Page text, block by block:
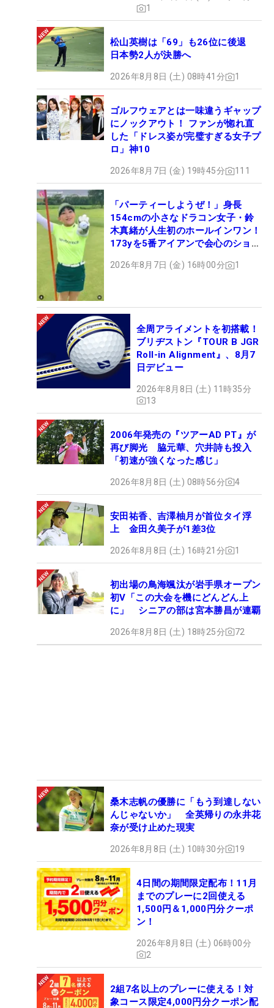
今季は2度の2位などなかなか勝ち切れなかったが、
ようやく3勝目をつかんだ。当然、一生の思い出に
残る勝利になったはずだ。「4勝目を目指して頑張
るだけですね」。これからも姉と切磋琢磨を続け、
家族一緒に長いプロ生活を歩んでいく。（文・間宮
輝憲）
1
松山英樹は「69」も26位に後退
日本勢2人が決勝へ
2026年8月8日 (土) 08時41分 1
ゴルフウェアとは一味違うギャップ
にノックアウト！ ファンが惚れ直
した「ドレス姿が完璧すぎる女子プ
ロ」神10
2026年8月7日 (金) 19時45分 111
「パーティーしようぜ！」身長
154cmの小さなドラコン女子・鈴
木真緒が人生初のホールインワン！
173yを5番アイアンで会心のショッ
2026年8月7日 (金) 16時00分 1
全周アライメントを初搭載！
ブリヂストン『TOUR B JGR
Roll-in Alignment』、8月7
日デビュー
2026年8月8日 (土) 11時35分
13
2006年発売の『ツアーAD PT』が
再び脚光 脇元華、穴井詩も投入
「初速が強くなった感じ」
2026年8月8日 (土) 08時56分 4
安田祐香、吉澤柚月が首位タイ浮
上 金田久美子が1差3位
2026年8月8日 (土) 16時21分 1
初出場の鳥海颯汰が岩手県オープン
初V「この大会を機にどんどん上
に」 シニアの部は宮本勝昌が連覇
2026年8月8日 (土) 18時25分 72
桑木志帆の優勝に「もう到達しない
んじゃないか」 全英帰りの永井花
奈が受け止めた現実
2026年8月8日 (土) 10時30分 19
4日間の期間限定配布！11月
までのプレーに2回使える
1,500円＆1,000円分クーポ
ン！
2026年8月8日 (土) 06時00分
2
2組7名以上のプレーに使える！対
象コース限定4,000円分クーポン配